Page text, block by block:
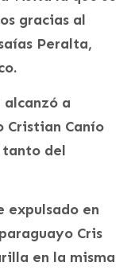
gracias al
Peralta,
alcanzó a
Cristian Canío
tanto del
expulsado en
Cris
en la misma